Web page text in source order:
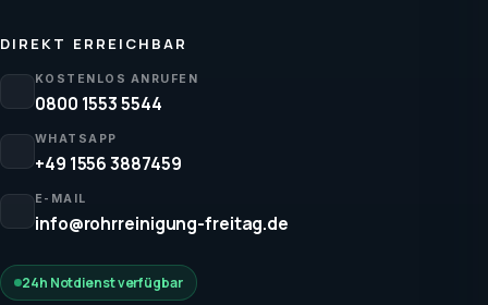
DIREKT ERREICHBAR
KOSTENLOS ANRUFEN
0800 1553 5544
WHATSAPP
+49 1556 3887459
E-MAIL
info@rohrreinigung-freitag.de
24h Notdienst verfügbar